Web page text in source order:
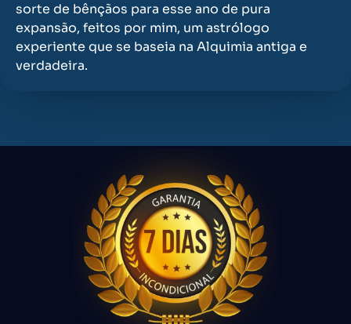
sorte de bênçãos para esse ano de pura
expansão, feitos por mim, um astrólogo
experiente que se baseia na Alquimia antiga e
verdadeira.